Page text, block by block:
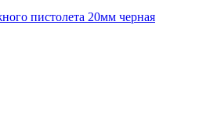
пистолета 20мм черная